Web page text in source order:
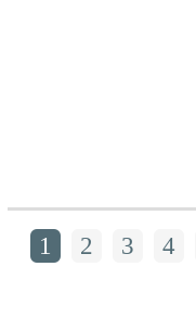
1 2 3 4